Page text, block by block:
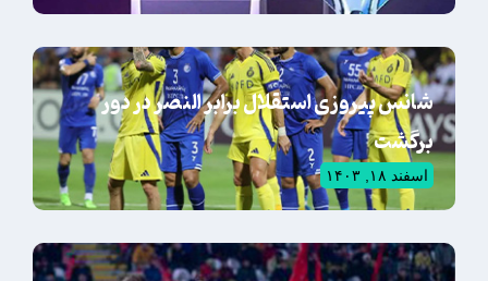
شانس پیروزی استقلال برابر النصر در دور
برگشت
اسفند ۱۸, ۱۴۰۳